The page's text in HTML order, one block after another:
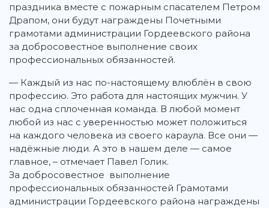
праздника вместе с пожарным спасателем Петром
Драпом, они будут награждены Почетными
грамотами администрации Гордеевского района
за добросовестное выполнение своих
профессиональных обязанностей.
— Каждый из нас по-настоящему влюблён в свою
профессию. Это работа для настоящих мужчин. У
нас одна сплоченная команда. В любой момент
любой из нас с уверенностью может положиться
на каждого человека из своего караула. Все они —
надёжные люди. А это в нашем деле — самое
главное, – отмечает Павел Голик.
За добросовестное выполнение
профессиональных обязанностей Грамотами
администрации Гордеевского района награждены